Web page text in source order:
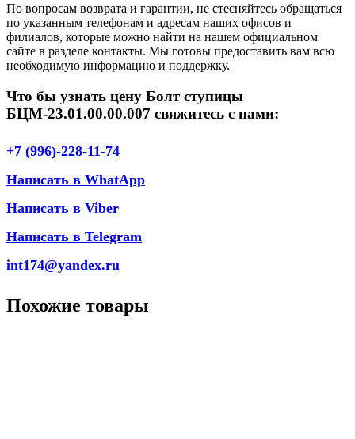
По вопросам возврата и гарантии, не стесняйтесь обращаться
по указанным телефонам и адресам наших офисов и
филиалов, которые можно найти на нашем официальном
сайте в разделе контакты. Мы готовы предоставить вам всю
необходимую информацию и поддержку.
Что бы узнать цену Болт ступицы
БЦМ-23.01.00.00.007 свяжитесь с нами:
+7 (996)-228-11-74
Написать в WhatApp
Написать в Viber
Написать в Telegram
int174@yandex.ru
Похожие товары